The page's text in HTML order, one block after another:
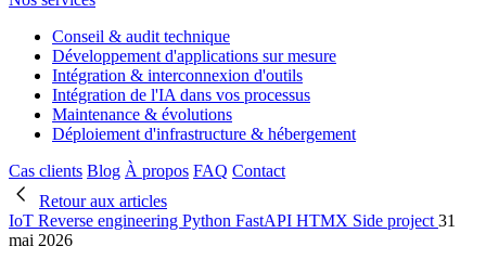
Conseil & audit technique
Développement d'applications sur mesure
Intégration & interconnexion d'outils
Intégration de l'IA dans vos processus
Maintenance & évolutions
Déploiement d'infrastructure & hébergement
Cas clients Blog À propos FAQ Contact
Retour aux articles
IoT Reverse engineering Python FastAPI HTMX Side project 31
mai 2026